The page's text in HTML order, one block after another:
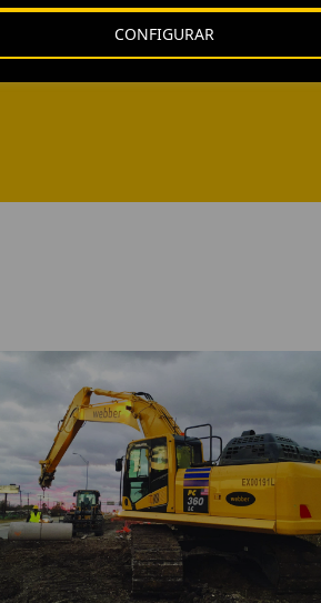
CONFIGURAR